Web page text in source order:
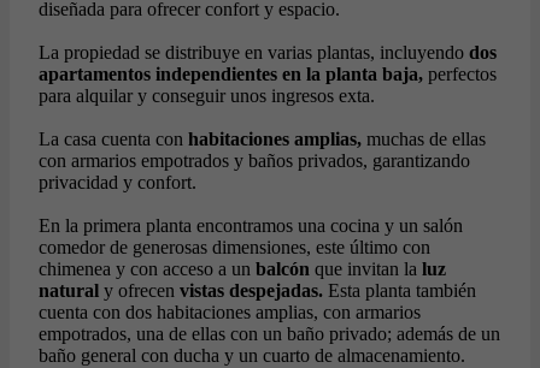
diseñada para ofrecer confort y espacio.
La propiedad se distribuye en varias plantas, incluyendo dos
apartamentos independientes en la planta baja, perfectos
para alquilar y conseguir unos ingresos exta.
La casa cuenta con habitaciones amplias, muchas de ellas
con armarios empotrados y baños privados, garantizando
privacidad y confort.
En la primera planta encontramos una cocina y un salón
comedor de generosas dimensiones, este último con
chimenea y con acceso a un balcón que invitan la luz
natural y ofrecen vistas despejadas. Esta planta también
cuenta con dos habitaciones amplias, con armarios
empotrados, una de ellas con un baño privado; además de un
baño general con ducha y un cuarto de almacenamiento.